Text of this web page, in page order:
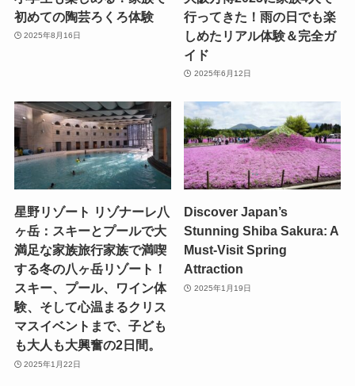
初めての陶芸ろくろ体験
2025年8月16日
行ってきた！雨の日でも楽
しめたリアル体験＆完全ガ
イド
2025年6月12日
星野リゾート リゾナーレ八
ヶ岳：スキーとプールで大
満足な家族旅行家族で満喫
する冬の八ヶ岳リゾート！
スキー、プール、ワイン体
験、そして心温まるクリス
マスイベントまで、子ども
も大人も大興奮の2日間。
2025年1月22日
Discover Japan’s
Stunning Shiba Sakura: A
Must-Visit Spring
Attraction
2025年1月19日